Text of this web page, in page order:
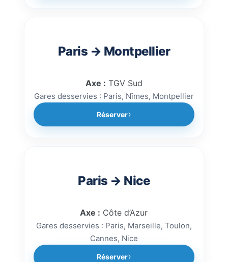
Paris → Montpellier
Axe : TGV Sud
Gares desservies : Paris, Nîmes, Montpellier
Réserver
Paris → Nice
Axe : Côte d’Azur
Gares desservies : Paris, Marseille, Toulon,
Cannes, Nice
Réserver